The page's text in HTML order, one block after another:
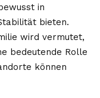
in
bieten.
wird vermutet,
bedeutende Rolle
können